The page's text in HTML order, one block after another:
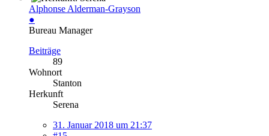
Alphonse Alderman-Grayson
●
Bureau Manager
Beiträge
89
Wohnort
Stanton
Herkunft
Serena
31. Januar 2018 um 21:37